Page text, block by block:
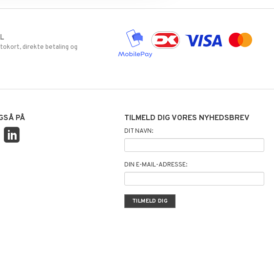
direkte betaling og
PÅ TILMELD DIG VORES NYHEDSBREV
DIT NAVN:
DIN E-MAIL-ADRESSE: